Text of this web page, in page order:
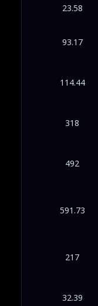
23.58
93.17
114.44
318
492
591.73
217
32.39